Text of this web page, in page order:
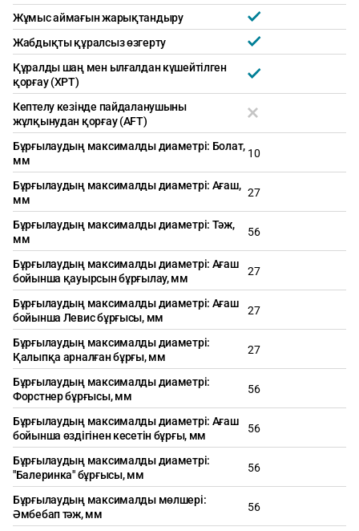
Жұмыс аймағын жарықтандыру
Жабдықты құралсыз өзгерту
Құралды шаң мен ылғалдан күшейтілген
қорғау (XPT)
Кептелу кезінде пайдаланушыны
жұлқынудан қорғау (AFT)
Бұрғылаудың максималды диаметрі: Болат,
мм
10
Бұрғылаудың максималды диаметрі: Ағаш,
мм
27
Бұрғылаудың максималды диаметрі: Тәж,
мм
56
Бұрғылаудың максималды диаметрі: Ағаш
бойынша қауырсын бұрғылау, мм
27
Бұрғылаудың максималды диаметрі: Ағаш
бойынша Левис бұрғысы, мм
27
Бұрғылаудың максималды диаметрі:
Қалыпқа арналған бұрғы, мм
27
Бұрғылаудың максималды диаметрі:
Форстнер бұрғысы, мм
56
Бұрғылаудың максималды диаметрі: Ағаш
бойынша өздігінен кесетін бұрғы, мм
56
Бұрғылаудың максималды диаметрі:
"Балеринка" бұрғысы, мм
56
Бұрғылаудың максималды мөлшері:
Әмбебап тәж, мм
56